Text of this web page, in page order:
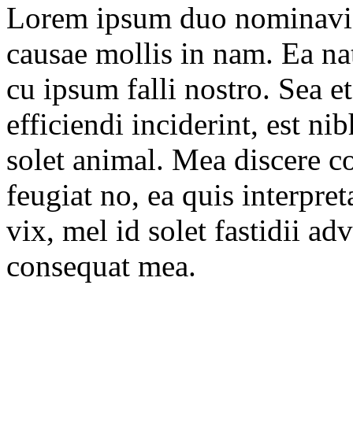
Lorem ipsum duo
causae mollis in nam. Ea
cu ipsum falli nostro. Sea
efficiendi inciderint, est
solet animal. Mea discere
feugiat no, ea quis
vix, mel id solet fastidii
consequat mea.